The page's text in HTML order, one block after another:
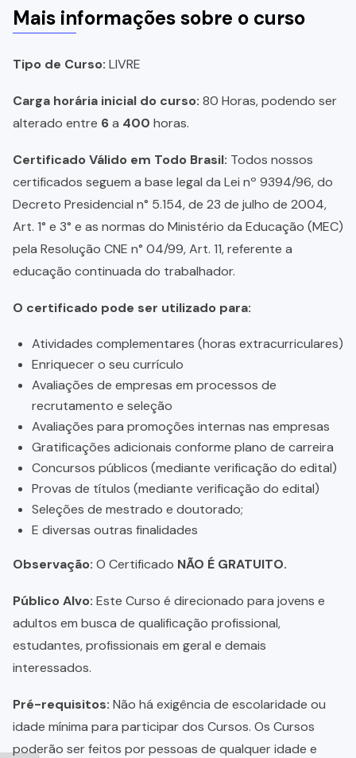
Mais informações sobre o curso
Tipo de Curso: LIVRE
Carga horária inicial do curso: 80 Horas, podendo ser
alterado entre 6a 400 horas.
Certificado Válido em Todo Brasil: Todos nossos
certificados seguem a base legal da Lei nº 9394/96, do
Decreto Presidencial n° 5.154, de 23 de julho de 2004,
Art. 1° e 3° e as normas do Ministério da Educação (MEC)
pela Resolução CNE n° 04/99, Art. 11, referente a
educação continuada do trabalhador.
O certificado pode ser utilizado para:
Atividades complementares (horas extracurriculares)
Enriquecer o seu currículo
Avaliações de empresas em processos de
recrutamento e seleção
Avaliações para promoções internas nas empresas
Gratificações adicionais conforme plano de carreira
Concursos públicos (mediante verificação do edital)
Provas de títulos (mediante verificação do edital)
Seleções de mestrado e doutorado;
E diversas outras finalidades
Observação: O Certificado NÃO É GRATUITO.
Público Alvo: Este Curso é direcionado para jovens e
adultos em busca de qualificação profissional,
estudantes, profissionais em geral e demais
interessados.
Pré-requisitos: Não há exigência de escolaridade ou
idade mínima para participar dos Cursos. Os Cursos
poderão ser feitos por pessoas de qualquer idade e